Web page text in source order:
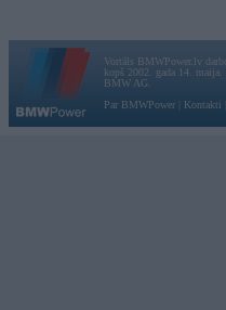
Vortāls BMWPower.lv
kopš 2002. gada 14.
BMW AG.
Par BMWPower
Kontakti